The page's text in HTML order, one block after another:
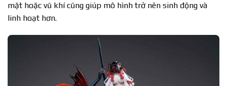
mặt hoặc vũ khí cũng giúp mô hình trở nên sinh động và
linh hoạt hơn.